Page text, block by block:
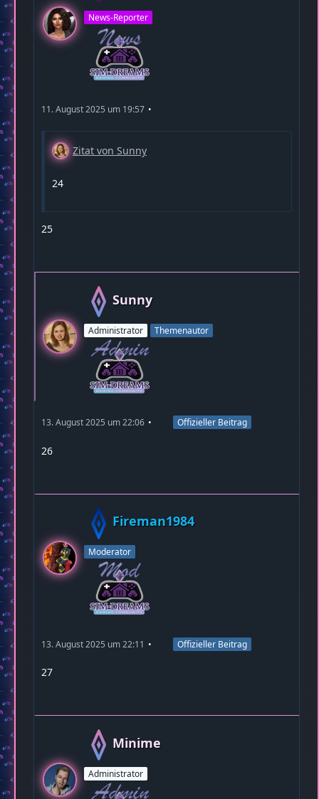
News-Reporter
11. August 2025 um 19:57
Zitat von Sunny
24
25
Sunny
Administrator Themenautor
13. August 2025 um 22:06 Offizieller Beitrag
26
Fireman1984
Moderator
13. August 2025 um 22:11 Offizieller Beitrag
27
Minime
Administrator